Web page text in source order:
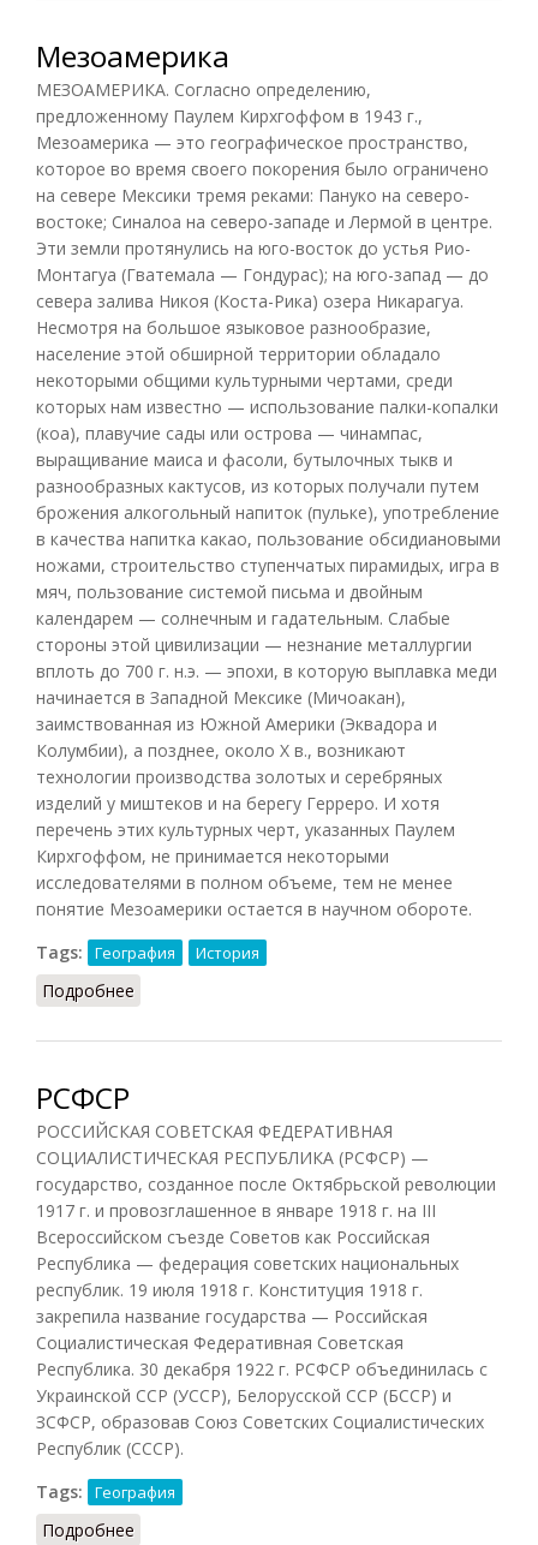
Мезоамерика
МЕЗОАМЕРИКА. Согласно определению,
предложенному Паулем Кирхгоффом в 1943 г.,
Мезоамерика — это географическое пространство,
которое во время своего покорения было ограничено
на севере Мексики тремя реками: Пануко на северо-
востоке; Синалоа на северо-западе и Лермой в центре.
Эти земли протянулись на юго-восток до устья Рио-
Монтагуа (Гватемала — Гондурас); на юго-запад — до
севера залива Никоя (Коста-Рика) озера Никарагуа.
Несмотря на большое языковое разнообразие,
население этой обширной территории обладало
некоторыми общими культурными чертами, среди
которых нам известно — использование палки-копалки
(коа), плавучие сады или острова — чинампас,
выращивание маиса и фасоли, бутылочных тыкв и
разнообразных кактусов, из которых получали путем
брожения алкогольный напиток (пульке), употребление
в качества напитка какао, пользование обсидиановыми
ножами, строительство ступенчатых пирамидых, игра в
мяч, пользование системой письма и двойным
календарем — солнечным и гадательным. Слабые
стороны этой цивилизации — незнание металлургии
вплоть до 700 г. н.э. — эпохи, в которую выплавка меди
начинается в Западной Мексике (Мичоакан),
заимствованная из Южной Америки (Эквадора и
Колумбии), а позднее, около X в., возникают
технологии производства золотых и серебряных
изделий у миштеков и на берегу Герреро. И хотя
перечень этих культурных черт, указанных Паулем
Кирхгоффом, не принимается некоторыми
исследователями в полном объеме, тем не менее
понятие Мезоамерики остается в научном обороте.
Tags:
География История
Подробнее
РСФСР
РОССИЙСКАЯ СОВЕТСКАЯ ФЕДЕРАТИВНАЯ
СОЦИАЛИСТИЧЕСКАЯ РЕСПУБЛИКА (РСФСР) —
государство, созданное после Октябрьской революции
1917 г. и провозглашенное в январе 1918 г. на III
Всероссийском съезде Советов как Российская
Республика — федерация советских национальных
республик. 19 июля 1918 г. Конституция 1918 г.
закрепила название государства — Российская
Социалистическая Федеративная Советская
Республика. 30 декабря 1922 г. РСФСР объединилась с
Украинской ССР (УССР), Белорусской ССР (БССР) и
ЗСФСР, образовав Союз Советских Социалистических
Республик (СССР).
Tags:
География
Подробнее